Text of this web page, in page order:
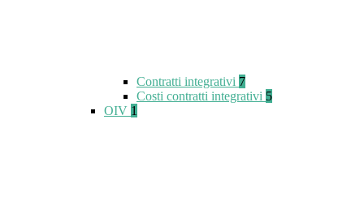
Contratti integrativi 7
Costi contratti integrativi 5
OIV 1